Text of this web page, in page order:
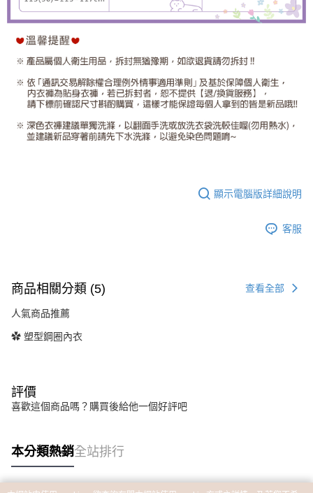
顯示電腦版詳細說明
客服
商品相關分類 (5) 查看全部
人氣商品推薦
✿ 塑型鋼圈內衣
評價
喜歡這個商品嗎？購買後給他一個好評吧
本分類熱銷全站排行